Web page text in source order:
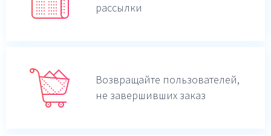
рассылки
Возвращайте пользователей,
не завершивших заказ